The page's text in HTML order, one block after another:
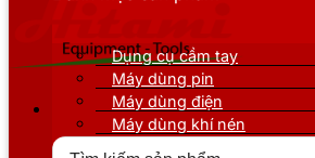
Dụng cụ cầm tay
Máy dùng pin
Máy dùng điện
Máy dùng khí nén